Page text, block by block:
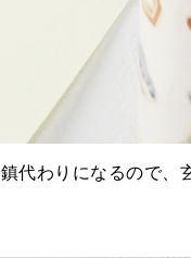
代わりになるので